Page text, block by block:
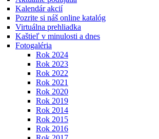
Kalendár akcií
Pozrite si náš online katalóg
Virtuálna prehliadka
Kaštieľ v minulosti a dnes
Fotogaléria
Rok 2024
Rok 2023
Rok 2022
Rok 2021
Rok 2020
Rok 2019
Rok 2014
Rok 2015
Rok 2016